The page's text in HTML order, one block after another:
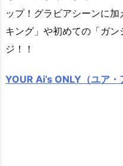
ップ！グラビアシーンに
キング」や初めての「ガ
ジ！！
YOUR Ai’s ONLY（ユア